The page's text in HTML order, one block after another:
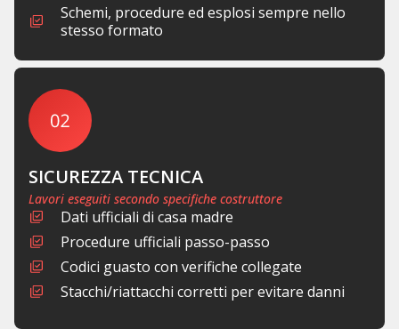
Schemi, procedure ed esplosi sempre nello
stesso formato
SICUREZZA TECNICA
Lavori eseguiti secondo specifiche costruttore
Dati ufficiali di casa madre
Procedure ufficiali passo-passo
Codici guasto con verifiche collegate
Stacchi/riattacchi corretti per evitare danni